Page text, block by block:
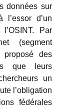
données sur
l’essor d’un
Par
(segment
proposé des
que leurs
un
l’obligation
fédérales